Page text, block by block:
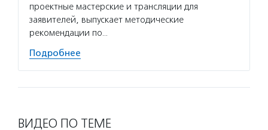
проектные мастерские и трансляции для
заявителей, выпускает методические
рекомендации по…
Подробнее
ВИДЕО ПО ТЕМЕ